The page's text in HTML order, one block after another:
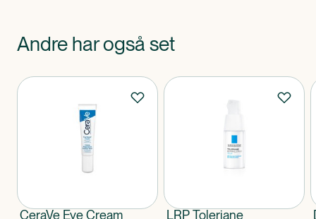
Andre har også set
Produkter
CeraVe Eye Cream
LRP Toleriane